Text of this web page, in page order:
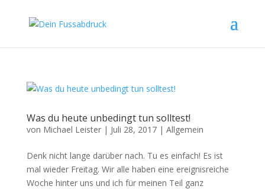
Was du heute unbedingt tun solltest!
von Michael Leister| Juli 28, 2017| Allgemein
Denk nicht lange darüber nach. Tu es einfach! Es ist
mal wieder Freitag. Wir alle haben eine ereignisreiche
Woche hinter uns und ich für meinen Teil ganz